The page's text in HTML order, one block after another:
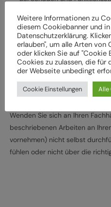
überprüft werden
Lassen Sie das Fahrrad
Herstellervorgaben
überprüfen und warten, um
verschleißbedingt, zu
Halten Sie die angegebenen
Montage von Bauteilen ein
Wenden Sie sich an Ihren
beschriebenen Arbeiten an
vornehmen) nicht selbst
fühlen oder nicht über die
Weitere Informationen zu
diesem Cookiebanner und
Datenschutzerklärung.
erlauben", um alle Arten von
oder klicken Sie auf "Cookie
Cookies zu zulassen, die für
der Webseite unbedingt
Cookie Einstellungen Alle